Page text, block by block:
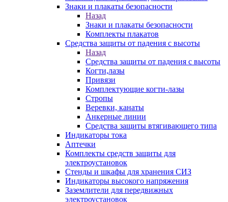
Знаки и плакаты безопасности
Назад
Знаки и плакаты безопасности
Комплекты плакатов
Средства защиты от падения с высоты
Назад
Средства защиты от падения с высоты
Когти,лазы
Привязи
Комплектующие когти-лазы
Стропы
Веревки, канаты
Анкерные линии
Средства защиты втягивающего типа
Индикаторы тока
Аптечки
Комплекты средств защиты для
электроустановок
Стенды и шкафы для хранения СИЗ
Индикаторы высокого напряжения
Заземлители для передвижных
электроустановок